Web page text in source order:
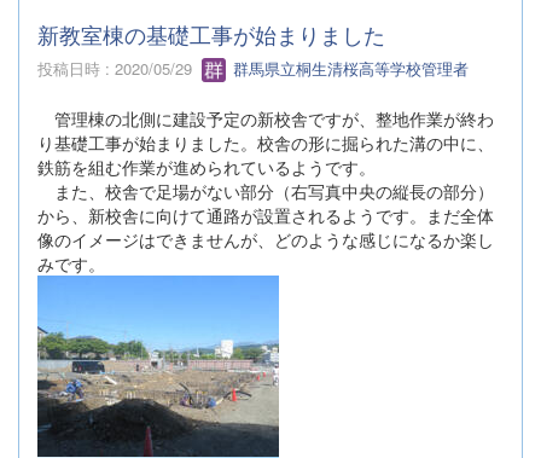
新教室棟の基礎工事が始まりました
投稿日時 : 2020/05/29 群馬県立桐生清桜高等学校管理者
管理棟の北側に建設予定の新校舎ですが、整地作業が終わ
り基礎工事が始まりました。校舎の形に掘られた溝の中に、
鉄筋を組む作業が進められているようです。
また、校舎で足場がない部分（右写真中央の縦長の部分）
から、新校舎に向けて通路が設置されるようです。まだ全体
像のイメージはできませんが、どのような感じになるか楽し
みです。